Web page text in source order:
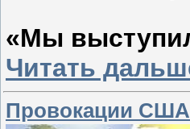
«Мы
Читать
Провокации США